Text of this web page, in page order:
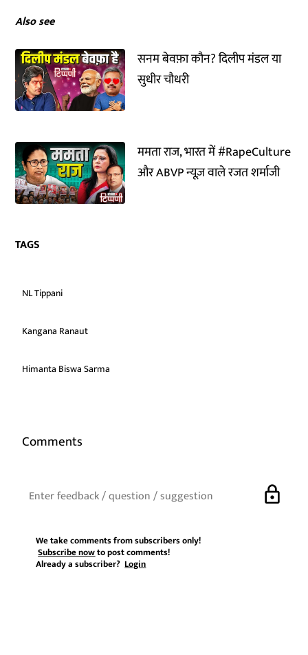
Also see
सनम बेवफ़ा कौन? दिलीप मंडल या
सुधीर चौधरी
ममता राज, भारत में #RapeCulture
और ABVP न्यूज़ वाले रजत शर्माजी
TAGS
NL Tippani
Kangana Ranaut
Himanta Biswa Sarma
Comments
lock
We take comments from subscribers only!
Subscribe nowto post comments!
Already a subscriber?Login